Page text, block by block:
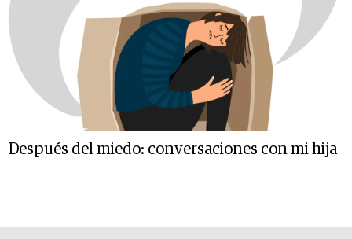
Después del miedo: conversaciones con mi hija